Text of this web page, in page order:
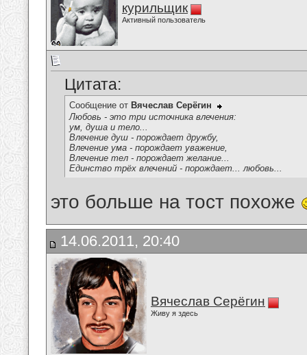
курильщик
Активный пользователь
Цитата:
Сообщение от Вячеслав Серёгин
Любовь - это три источника влечения:
ум, душа и тело...
Влечение душ - порождает дружбу,
Влечение ума - порождает уважение,
Влечение тел - порождает желание...
Единство трёх влечений - порождает... любовь...
это больше на тост похоже
14.06.2011, 20:40
Вячеслав Серёгин
Живу я здесь